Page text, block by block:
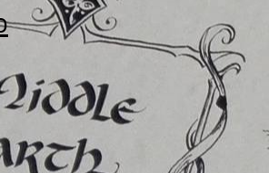
a
Modena
e
a
Pistoia